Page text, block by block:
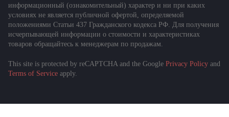
информационный (ознакомительный) характер и ни при каких
условиях не является публичной офертой, определяемой
положениями Статьи 437 Гражданского кодекса РФ. Для получения
исчерпывающей информации о стоимости и характеристиках
товаров обращайтесь к менеджерам по продажам.
This site is protected by reCAPTCHA and the Google Privacy Policy and
Terms of Service apply.
Подобрать спецтехнику
за 1 минуту